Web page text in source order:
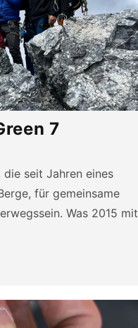
7
seit Jahren eines
für gemeinsame
Was 2015 mit